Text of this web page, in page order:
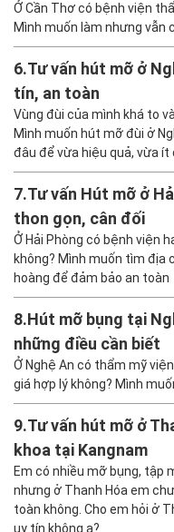
Ở Cần Thơ có bệnh viện
Mình muốn làm nhưng vẫn
6.Tư vấn hút mỡ ở
tín, an toàn
Vùng đùi của mình khá to
Mình muốn hút mỡ đùi ở
đâu để vừa hiệu quả, vừa ít
7.Tư vấn Hút mỡ ở
thon gọn, cân đối
Ở Hải Phòng có bệnh viện
không? Mình muốn tìm địa
hoàng để đảm bảo an toàn
8.Hút mỡ bụng tại
những điều cần biết
Ở Nghệ An có thẩm mỹ
giá hợp lý không? Mình
9.Tư vấn hút mỡ ở
khoa tại Kangnam
Em có nhiều mỡ bụng, tập
nhưng ở Thanh Hóa em
toàn không. Cho em hỏi ở
uy tín không ạ?